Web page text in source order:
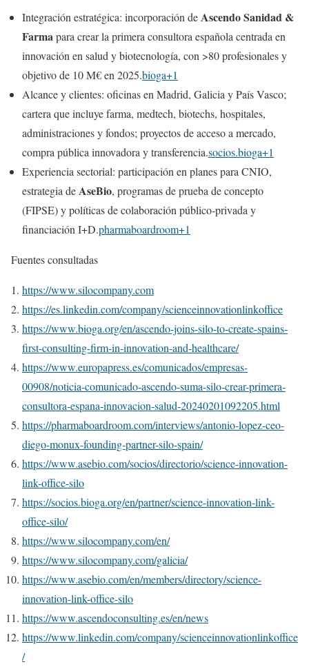
Integración estratégica: incorporación deAscendo Sanidad &
Farmapara crear la primera consultora española centrada en
innovación en salud y biotecnología, con >80 profesionales y
objetivo de 10 M€ en 2025.bioga+1
Alcance y clientes: oficinas en Madrid, Galicia y País Vasco;
cartera que incluye farma, medtech, biotechs, hospitales,
administraciones y fondos; proyectos de acceso a mercado,
compra pública innovadora y transferencia.socios.bioga+1
Experiencia sectorial: participación en planes para CNIO,
estrategia deAseBio, programas de prueba de concepto
(FIPSE) y políticas de colaboración público‑privada y
financiación I+D.pharmaboardroom+1
Fuentes consultadas
https://www.silocompany.com
https://es.linkedin.com/company/scienceinnovationlinkoffice
https://www.bioga.org/en/ascendo-joins-silo-to-create-spains-
first-consulting-firm-in-innovation-and-healthcare/
https://www.europapress.es/comunicados/empresas-
00908/noticia-comunicado-ascendo-suma-silo-crear-primera-
consultora-espana-innovacion-salud-20240201092205.html
https://pharmaboardroom.com/interviews/antonio-lopez-ceo-
diego-monux-founding-partner-silo-spain/
https://www.asebio.com/socios/directorio/science-innovation-
link-office-silo
https://socios.bioga.org/en/partner/science-innovation-link-
office-silo/
https://www.silocompany.com/en/
https://www.silocompany.com/galicia/
https://www.asebio.com/en/members/directory/science-
innovation-link-office-silo
https://www.ascendoconsulting.es/en/news
https://www.linkedin.com/company/scienceinnovationlinkoffice
/